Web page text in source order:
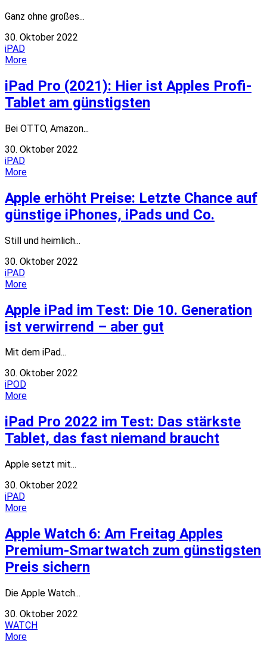
Ganz ohne großes...
30. Oktober 2022
iPAD
More
iPad Pro (2021): Hier ist Apples Profi-
Tablet am günstigsten
Bei OTTO, Amazon...
30. Oktober 2022
iPAD
More
Apple erhöht Preise: Letzte Chance auf
günstige iPhones, iPads und Co.
Still und heimlich...
30. Oktober 2022
iPAD
More
Apple iPad im Test: Die 10. Generation
ist verwirrend – aber gut
Mit dem iPad...
30. Oktober 2022
iPOD
More
iPad Pro 2022 im Test: Das stärkste
Tablet, das fast niemand braucht
Apple setzt mit...
30. Oktober 2022
iPAD
More
Apple Watch 6: Am Freitag Apples
Premium-Smartwatch zum günstigsten
Preis sichern
Die Apple Watch...
30. Oktober 2022
WATCH
More